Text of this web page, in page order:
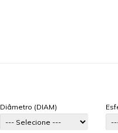
Diâmetro (DIAM)